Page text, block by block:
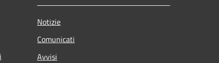
Notizie
Comunicati
Avvisi